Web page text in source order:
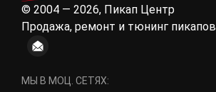
© 2004 — 2026, Пикап Центр
Продажа, ремонт и тюнинг пикапов
МЫ В МОЦ. СЕТЯХ: